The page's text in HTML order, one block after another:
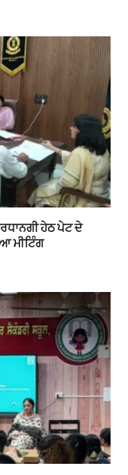
ਹੇਠ ਪੇਟ ਦੇ
ਮੀਟਿੰਗ